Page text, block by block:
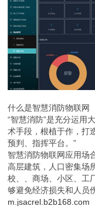
什么是智慧消防物联网
“智慧消防”是充分运用
术手段，根植于作，打
预判、指挥平台。”
智慧消防物联网应用场
高层建筑，人口密集场
校、、商场、小区、工
够避免经济损失和人员
m.jsacrel.b2b168.com